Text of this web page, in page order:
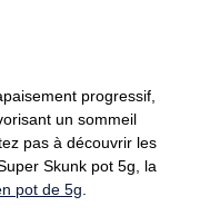
progressif,
un sommeil
pas à découvrir les
Skunk pot 5g, la
pot de 5g.